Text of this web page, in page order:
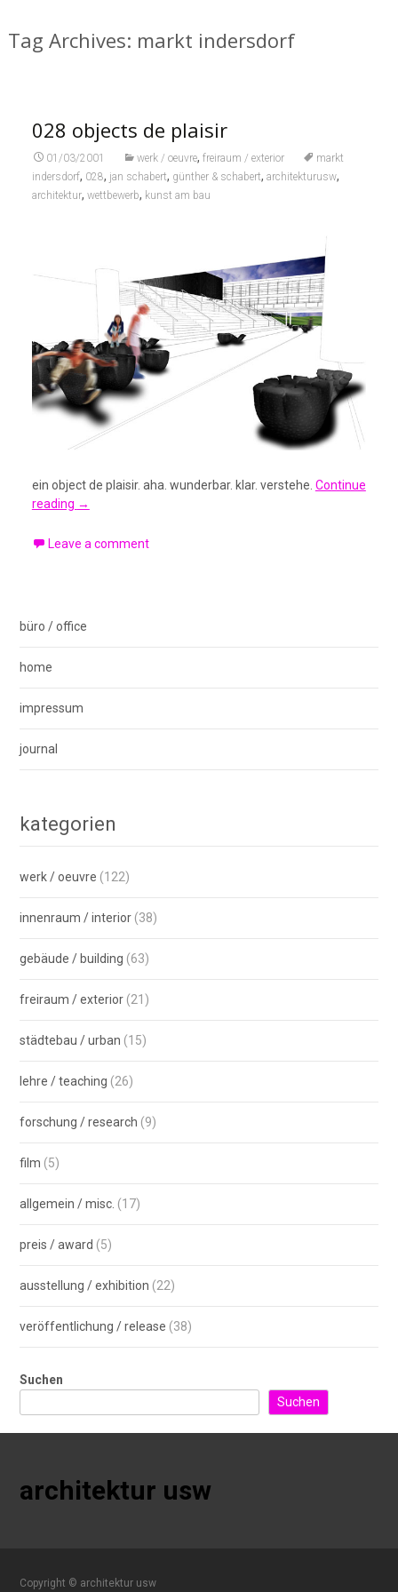
Tag Archives: markt indersdorf
028 objects de plaisir
01/03/2001 werk / oeuvre, freiraum / exterior
markt
indersdorf, 028, jan schabert, günther & schabert, architekturusw,
architektur, wettbewerb, kunst am bau
ein object de plaisir. aha. wunderbar. klar. verstehe. Continue
reading →
Leave a comment
büro / office
home
impressum
journal
kategorien
werk / oeuvre (122)
innenraum / interior (38)
gebäude / building (63)
freiraum / exterior (21)
städtebau / urban (15)
lehre / teaching (26)
forschung / research (9)
film (5)
allgemein / misc. (17)
preis / award (5)
ausstellung / exhibition (22)
veröffentlichung / release (38)
Suchen
Suchen
architektur usw
Copyright © architektur usw